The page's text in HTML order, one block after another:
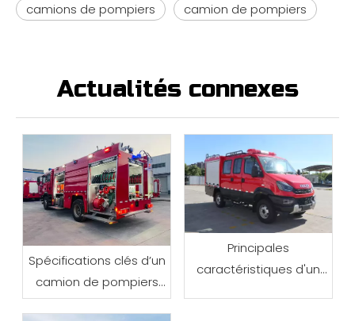
camions de pompiers camion de pompiers
Actualités connexes
Spécifications clés d’un
camion de pompiers
citerne à eau
Principales
caractéristiques d'un